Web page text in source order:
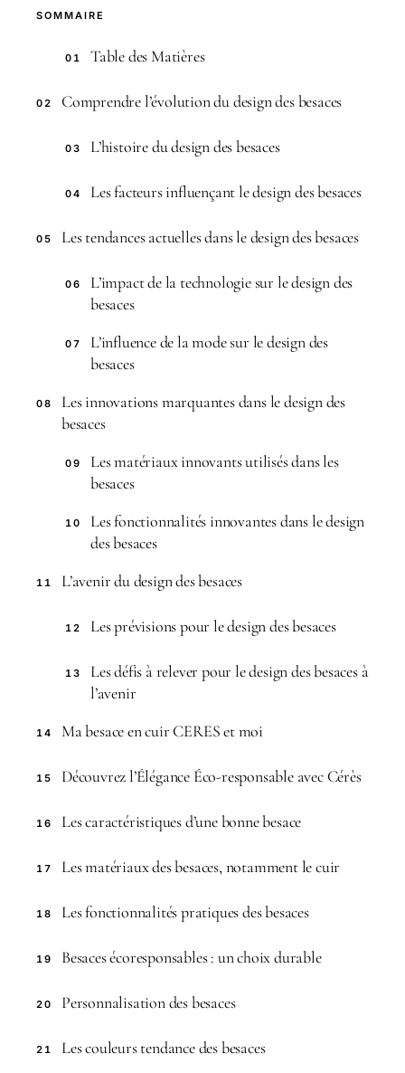
SOMMAIRE
01 Table des Matières
02 Comprendre l’évolution du design des besaces
03 L’histoire du design des besaces
04 Les facteurs influençant le design des besaces
05 Les tendances actuelles dans le design des besaces
06
L’impact de la technologie sur le design des
besaces
07
L’influence de la mode sur le design des
besaces
08
Les innovations marquantes dans le design des
besaces
09
Les matériaux innovants utilisés dans les
besaces
10
Les fonctionnalités innovantes dans le design
des besaces
11 L’avenir du design des besaces
12 Les prévisions pour le design des besaces
13
Les défis à relever pour le design des besaces à
l’avenir
14 Ma besace en cuir CERES et moi
15 Découvrez l’Élégance Éco-responsable avec Cérès
16 Les caractéristiques d’une bonne besace
17 Les matériaux des besaces, notamment le cuir
18 Les fonctionnalités pratiques des besaces
19 Besaces écoresponsables : un choix durable
20 Personnalisation des besaces
21 Les couleurs tendance des besaces